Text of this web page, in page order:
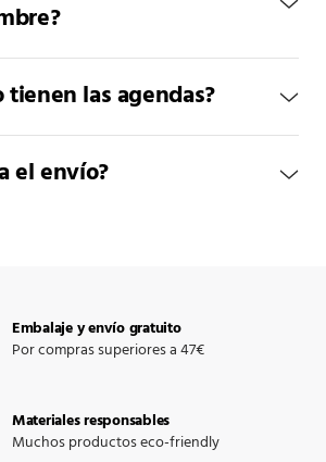
tienen las agendas?
el envío?
Embalaje y envío gratuito
Por compras superiores a 47€
Materiales responsables
Muchos productos eco-friendly